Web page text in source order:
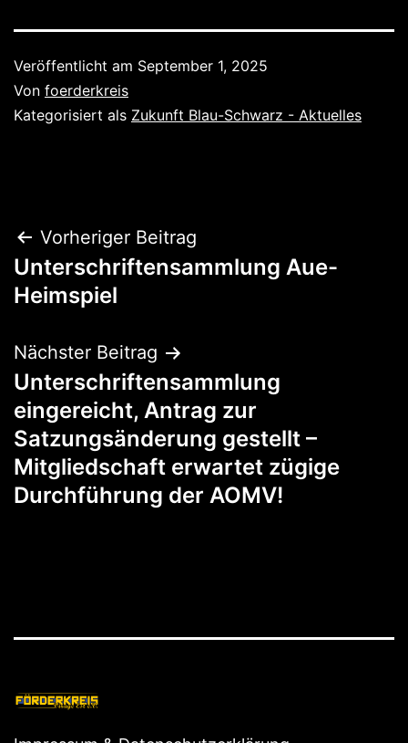
Veröffentlicht am September 1, 2025
Von foerderkreis
Kategorisiert als Zukunft Blau-Schwarz - Aktuelles
Beitragsnavigation
Vorheriger Beitrag
Unterschriftensammlung Aue-
Heimspiel
Nächster Beitrag
Unterschriftensammlung
eingereicht, Antrag zur
Satzungsänderung gestellt –
Mitgliedschaft erwartet zügige
Durchführung der AOMV!